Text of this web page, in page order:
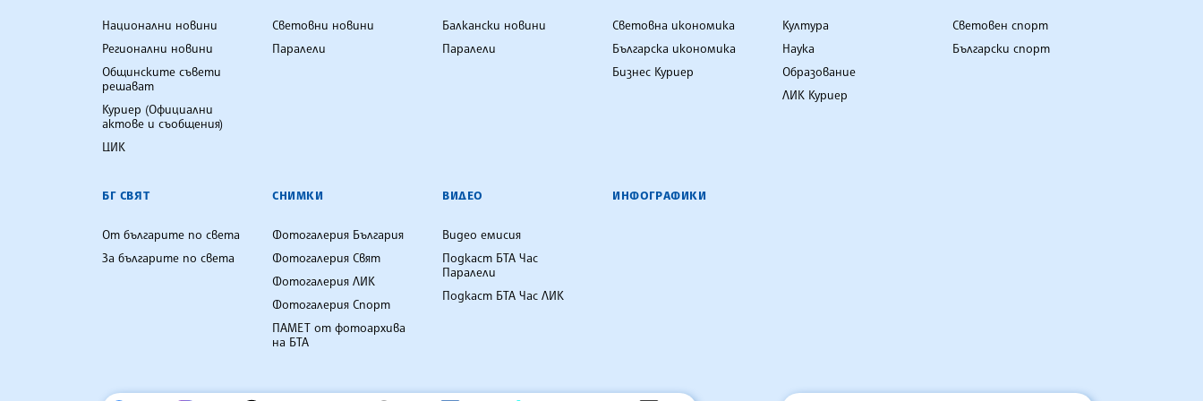
Национални новини
Регионални новини
Общинските съвети
решават
Куриер (Официални
актове и съобщения)
ЦИК
Световни новини
Паралели
Балкански новини
Паралели
Световна икономика
Българска икономика
Бизнес Куриер
Култура
Наука
Образование
ЛИК Куриер
Световен спорт
Български спорт
БГ СВЯТ
От българите по света
За българите по света
СНИМКИ
Фотогалерия България
Фотогалерия Свят
Фотогалерия ЛИК
Фотогалерия Спорт
ПАМЕТ от фотоархива
на БТА
ВИДЕО
Видео емисия
Подкаст БТА Час
Паралели
Подкаст БТА Час ЛИК
ИНФОГРАФИКИ